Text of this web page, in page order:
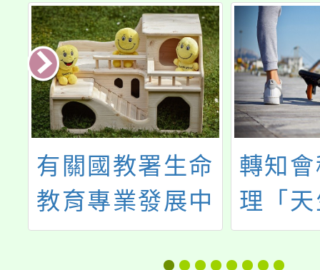
有關國教署生命
教育專業發展中
心將辦理「生命
轉知
理「
適性